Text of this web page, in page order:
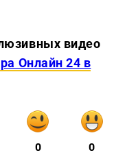
видео
Онлайн 24 в
0 0